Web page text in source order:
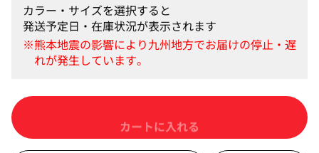
カラー・サイズを選択すると
発送予定日・在庫状況が表示されます